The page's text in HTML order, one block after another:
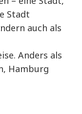
Stadt
auch als
Anders als
Hamburg